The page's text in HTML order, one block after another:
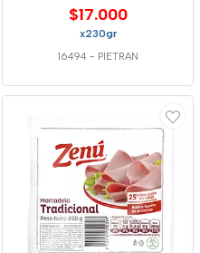
$17.000
x230gr
16494 - PIETRAN